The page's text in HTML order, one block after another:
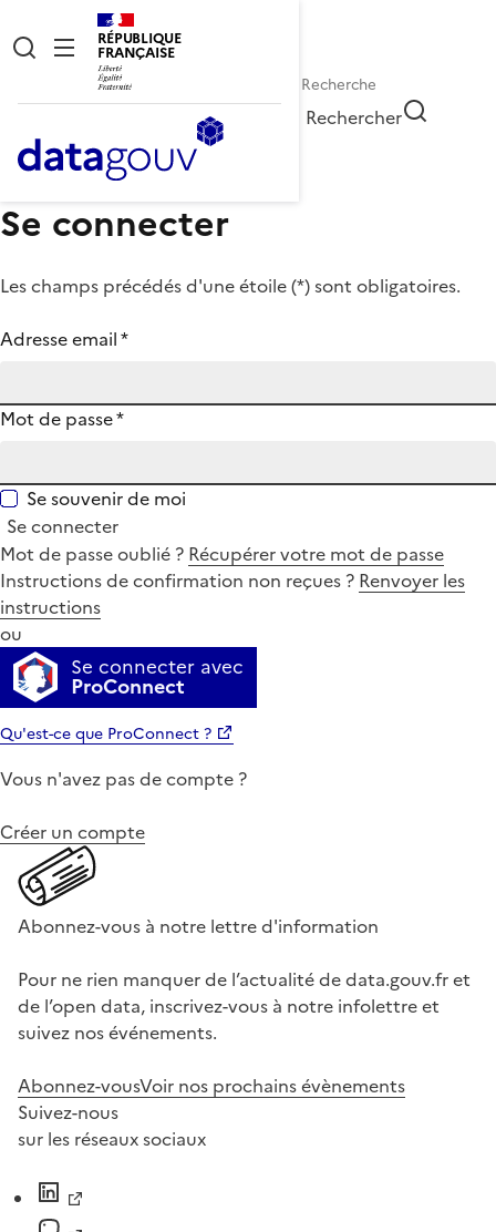
RÉPUBLIQUE
FRANÇAISE
Rechercher
Se connecter
Les champs précédés d'une étoile (*) sont obligatoires.
Adresse email*
Mot de passe*
Se souvenir de moi
Se connecter
Mot de passe oublié ? Récupérer votre mot de passe
Instructions de confirmation non reçues ? Renvoyer les
instructions
ou
Se connecter avec
ProConnect
Qu'est-ce que ProConnect ?
Vous n'avez pas de compte ?
Créer un compte
Abonnez-vous à notre lettre d'information
Pour ne rien manquer de l’actualité de data.gouv.fr et
de l’open data, inscrivez-vous à notre infolettre et
suivez nos événements.
Abonnez-vousVoir nos prochains évènements
Suivez-nous
sur les réseaux sociaux